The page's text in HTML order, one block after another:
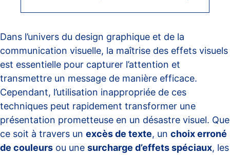
Dans l’univers du design graphique et de la
communication visuelle, la maîtrise des effets visuels
est essentielle pour capturer l’attention et
transmettre un message de manière efficace.
Cependant, l’utilisation inappropriée de ces
techniques peut rapidement transformer une
présentation prometteuse en un désastre visuel. Que
ce soit à travers un excès de texte, un choix erroné
de couleurs ou une surcharge d’effets spéciaux, les